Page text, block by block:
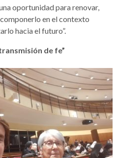
oportunidad para renovar,
en el contexto
hacia el futuro”.
de fe”